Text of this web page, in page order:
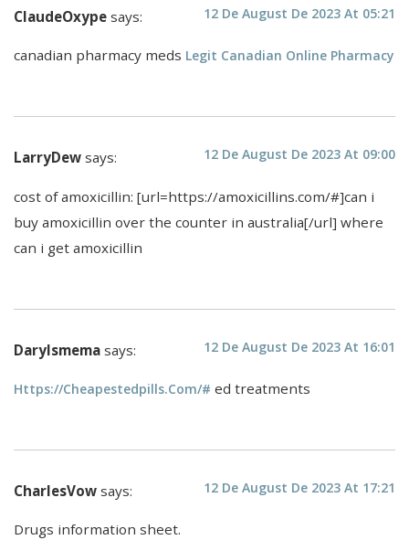
ClaudeOxype says: 12 De August De 2023 At 05:21
canadian pharmacy meds Legit Canadian Online Pharmacy
LarryDew says: 12 De August De 2023 At 09:00
cost of amoxicillin: [url=https://amoxicillins.com/#]can i
buy amoxicillin over the counter in australia[/url] where
can i get amoxicillin
Darylsmema says: 12 De August De 2023 At 16:01
Https://cheapestedpills.com/# ed treatments
CharlesVow says: 12 De August De 2023 At 17:21
Drugs information sheet.